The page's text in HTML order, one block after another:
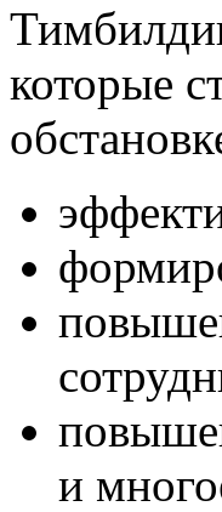
которые
и